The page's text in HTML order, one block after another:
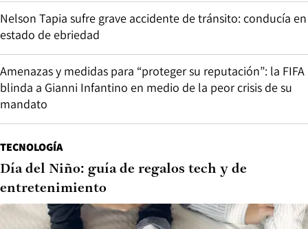
Nelson Tapia sufre grave accidente de tránsito: conducía en
estado de ebriedad
Amenazas y medidas para “proteger su reputación”: la FIFA
blinda a Gianni Infantino en medio de la peor crisis de su
mandato
TECNOLOGÍA
Día del Niño: guía de regalos tech y de
entretenimiento